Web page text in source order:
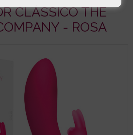
CLÁSSICO THE
- ROSA